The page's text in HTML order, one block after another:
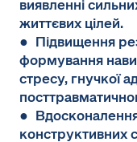
виявленні
життєвих цілей.
● Підвищення
формування
стресу, гнучкої
● Вдосконалення
конструктивних